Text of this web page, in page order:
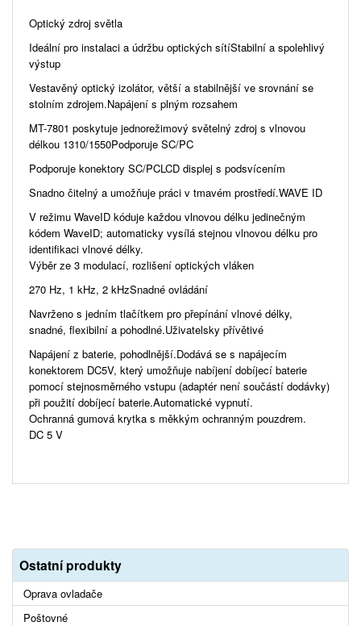
Optický zdroj světla
Ideální pro instalaci a údržbu optických sítíStabilní a spolehlivý
výstup
Vestavěný optický izolátor, větší a stabilnější ve srovnání se
stolním zdrojem.Napájení s plným rozsahem
MT-7801 poskytuje jednorežimový světelný zdroj s vlnovou
délkou 1310/1550Podporuje SC/PC
Podporuje konektory SC/PCLCD displej s podsvícením
Snadno čitelný a umožňuje práci v tmavém prostředí.WAVE ID
V režimu WaveID kóduje každou vlnovou délku jedinečným
kódem WaveID; automaticky vysílá stejnou vlnovou délku pro
identifikaci vlnové délky.
Výběr ze 3 modulací, rozlišení optických vláken
270 Hz, 1 kHz, 2 kHzSnadné ovládání
Navrženo s jedním tlačítkem pro přepínání vlnové délky,
snadné, flexibilní a pohodlné.Uživatelsky přívětivé
Napájení z baterie, pohodlnější.Dodává se s napájecím
konektorem DC5V, který umožňuje nabíjení dobíjecí baterie
pomocí stejnosměrného vstupu (adaptér není součástí dodávky)
při použití dobíjecí baterie.Automatické vypnutí.
Ochranná gumová krytka s měkkým ochranným pouzdrem.
DC 5 V
Ostatní produkty
Oprava ovladače
Poštovné